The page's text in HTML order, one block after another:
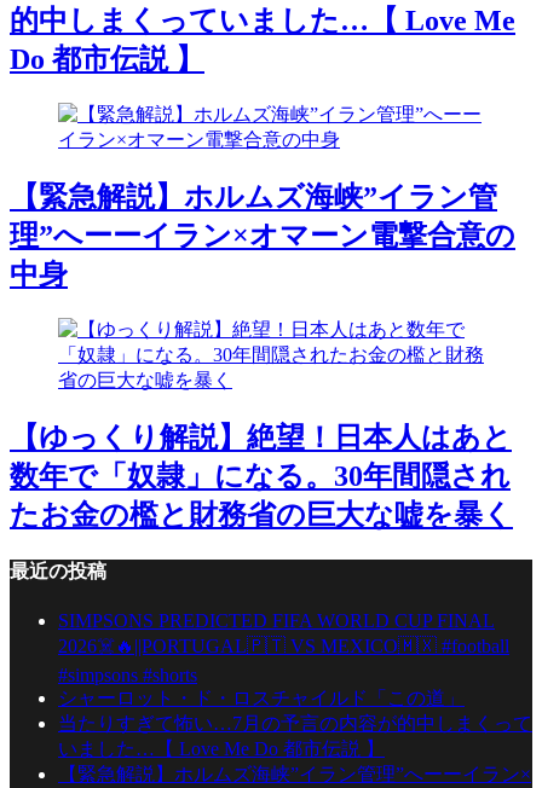
的中しまくっていました…【 Love Me
Do 都市伝説 】
【緊急解説】ホルムズ海峡”イラン管
理”へーーイラン×オマーン電撃合意の
中身
【ゆっくり解説】絶望！日本人はあと
数年で「奴隷」になる。30年間隠され
たお金の檻と財務省の巨大な嘘を暴く
最近の投稿
SIMPSONS PREDICTED FIFA WORLD CUP FINAL
2026☠️🔥||PORTUGAL🇵🇹 VS MEXICO🇲🇽 #football
#simpsons #shorts
シャーロット・ド・ロスチャイルド「この道」
当たりすぎて怖い…7月の予言の内容が的中しまくって
いました…【 Love Me Do 都市伝説 】
【緊急解説】ホルムズ海峡”イラン管理”へーーイラン×